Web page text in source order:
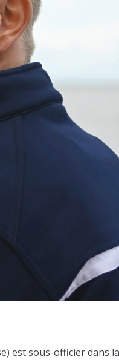
est sous-officier dans